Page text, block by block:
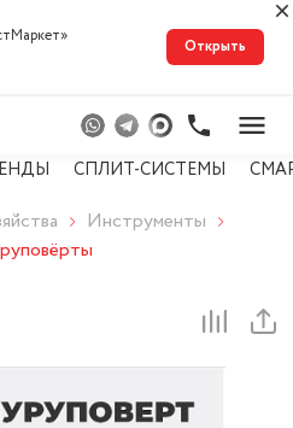
Открыть
СПЛИТ-СИСТЕМЫ
Инструменты